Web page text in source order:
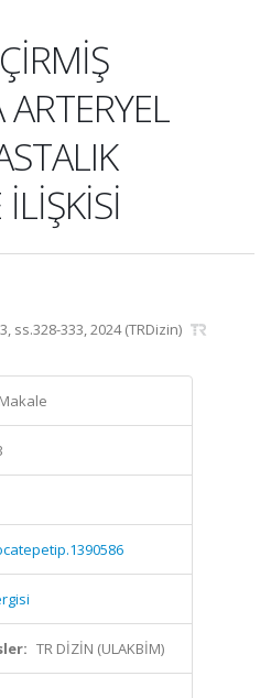
ss.328-333, 2024 (TRDizin)
TR DİZİN (ULAKBİM)